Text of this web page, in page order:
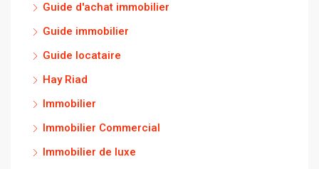
Guide d'achat immobilier
Guide immobilier
Guide locataire
Hay Riad
Immobilier
Immobilier Commercial
Immobilier de luxe